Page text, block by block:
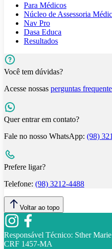
Para Médicos
Núcleo de Assessoria
Nav Pro
Dasa Educa
Resultados
Você tem dúvidas?
Acesse nossas perguntas
Quer entrar em contato?
Fale no nosso WhatsApp: (98)
Prefere ligar?
Telefone: (98) 3212-4488
Voltar ao topo
Responsável Técnico: Sther
CRF 1457-MA